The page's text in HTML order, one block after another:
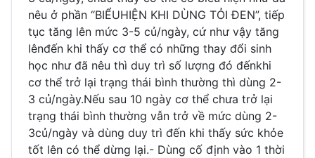
nêu ở phần “BIỂUHIỆN KHI DÙNG TỎI ĐEN”, tiếp
tục tăng lên mức 3-5 củ/ngày, cứ như vậy tăng
lênđến khi thấy cơ thể có những thay đổi sinh
học như đã nêu thì duy trì số lượng đó đếnkhi
cơ thể trở lại trạng thái bình thường thì dùng 2-
3 củ/ngày.Nếu sau 10 ngày cơ thể chưa trở lại
trạng thái bình thường vẫn trở về mức dùng 2-
3củ/ngày và dùng duy trì đến khi thấy sức khỏe
tốt lên có thể dừng lại.- Dùng cố định vào 1 thời